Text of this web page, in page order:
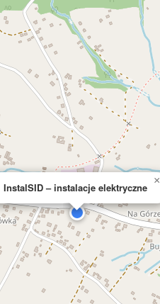
InstalSID – instalacje elektryczne
×